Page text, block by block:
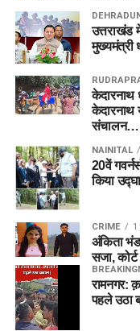
DEHRADUN
उत्तराखंड
मुख्यमंत्री
केदारनाथ
केदारनाथ
NAINITAL
20वें
किया
CRIME 1
अंकिता
सजा,
रामनगर:
पहले उठा